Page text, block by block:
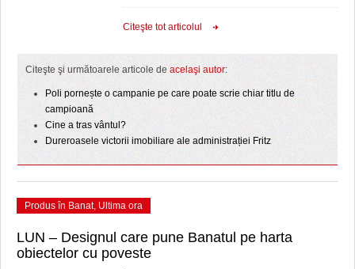
Citeşte tot articolul
Citeşte şi următoarele articole de acelaşi autor:
Poli pornește o campanie pe care poate scrie chiar titlu de
campioană
Cine a tras vântul?
Dureroasele victorii imobiliare ale administrației Fritz
Produs în Banat, Ultima ora
LUN – Designul care pune Banatul pe harta
obiectelor cu poveste